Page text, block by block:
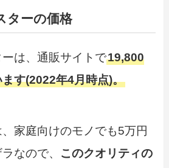
ターの価格
は、通販サイトで19,800
す(2022年4月時点)。
家庭向けのモノでも5万円
なので、 このクオリティの